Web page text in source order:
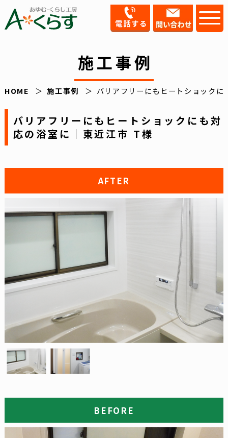
施工事例
HOME 施工事例 バリアフリーにもヒートショックに
バリアフリーにもヒートショックにも対
応の浴室に｜東近江市 T様
AFTER
BEFORE